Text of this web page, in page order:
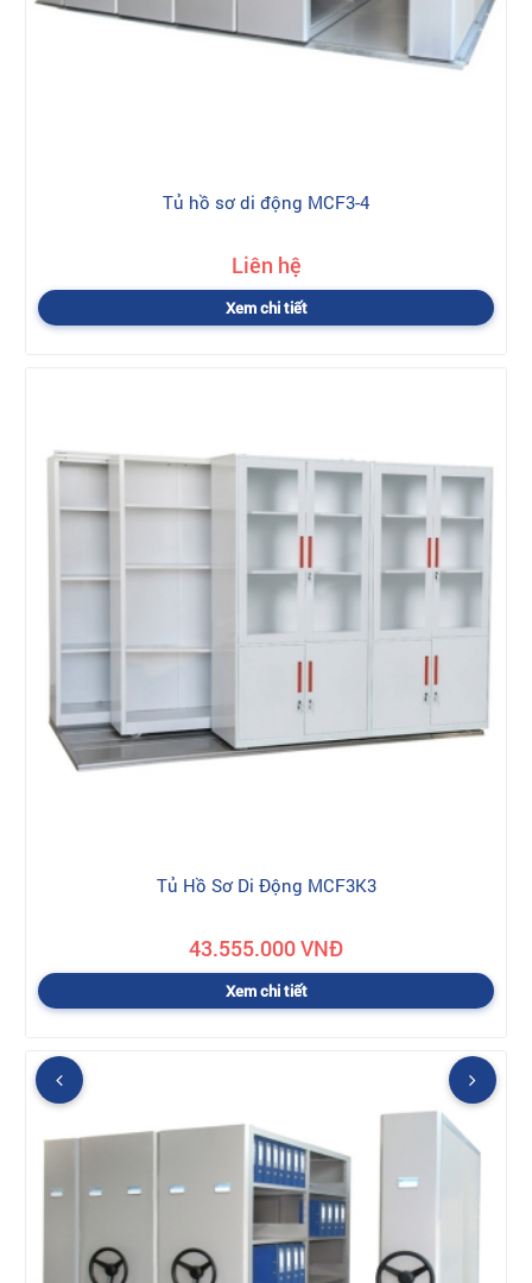
Tủ hồ sơ di động MCF3-4
Liên hệ
Xem chi tiết
Tủ Hồ Sơ Di Động MCF3K3
43.555.000 VNĐ
Xem chi tiết